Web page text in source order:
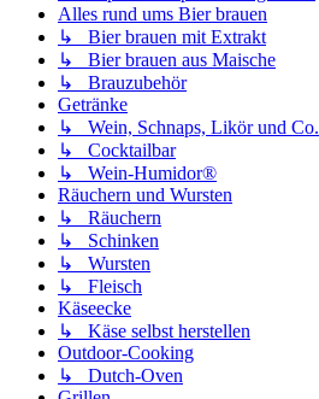
Alles rund ums Bier brauen
↳ Bier brauen mit Extrakt
↳ Bier brauen aus Maische
↳ Brauzubehör
Getränke
↳ Wein, Schnaps, Likör und Co.
↳ Cocktailbar
↳ Wein-Humidor®
Räuchern und Wursten
↳ Räuchern
↳ Schinken
↳ Wursten
↳ Fleisch
Käseecke
↳ Käse selbst herstellen
Outdoor-Cooking
↳ Dutch-Oven